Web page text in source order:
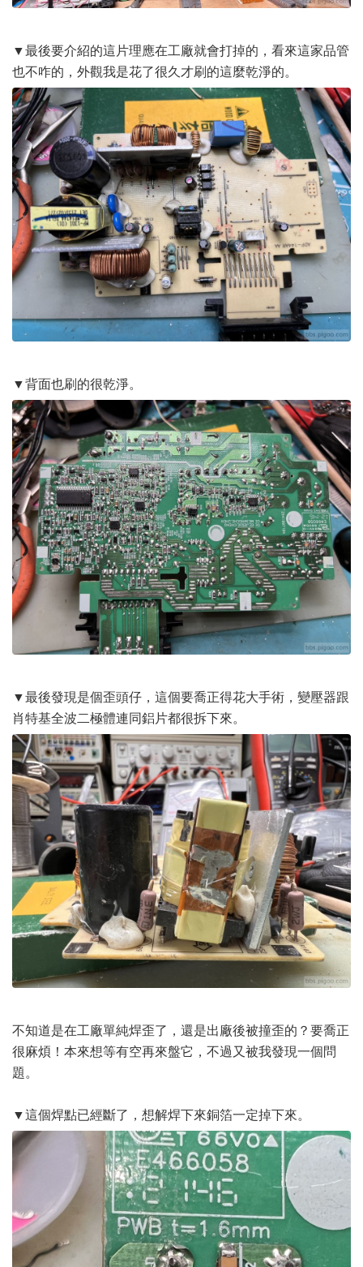
▼最後要介紹的這片理應在工廠就會打掉的，看來這家品管
也不咋的，外觀我是花了很久才刷的這麼乾淨的。
▼背面也刷的很乾淨。
▼最後發現是個歪頭仔，這個要喬正得花大手術，變壓器跟
肖特基全波二極體連同鋁片都很拆下來。
不知道是在工廠單純焊歪了，還是出廠後被撞歪的？要喬正
很麻煩！本來想等有空再來盤它，不過又被我發現一個問
題。
▼這個焊點已經斷了，想解焊下來銅箔一定掉下來。